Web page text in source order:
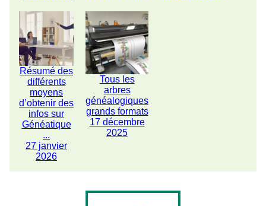
Résumé des
différents
moyens
d’obtenir des
infos sur
Généatique
...
27 janvier
2026
Tous les
arbres
généalogiques
grands formats
17 décembre
2025